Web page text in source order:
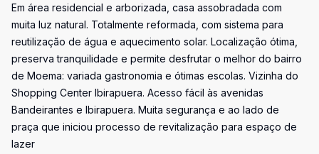
Em área residencial e arborizada, casa assobradada com
muita luz natural. Totalmente reformada, com sistema para
reutilização de água e aquecimento solar. Localização ótima,
preserva tranquilidade e permite desfrutar o melhor do bairro
de Moema: variada gastronomia e ótimas escolas. Vizinha do
Shopping Center Ibirapuera. Acesso fácil às avenidas
Bandeirantes e Ibirapuera. Muita segurança e ao lado de
praça que iniciou processo de revitalização para espaço de
lazer